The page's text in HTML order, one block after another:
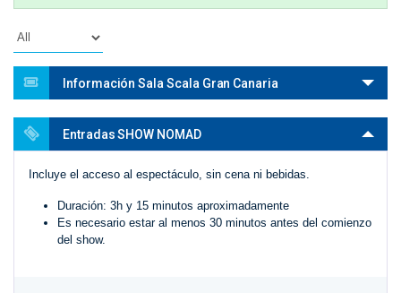
Información Sala Scala Gran Canaria
Entradas SHOW NOMAD
Incluye el acceso al espectáculo, sin cena ni bebidas.
Duración: 3h y 15 minutos aproximadamente
Es necesario estar al menos 30 minutos antes del comienzo
del show.